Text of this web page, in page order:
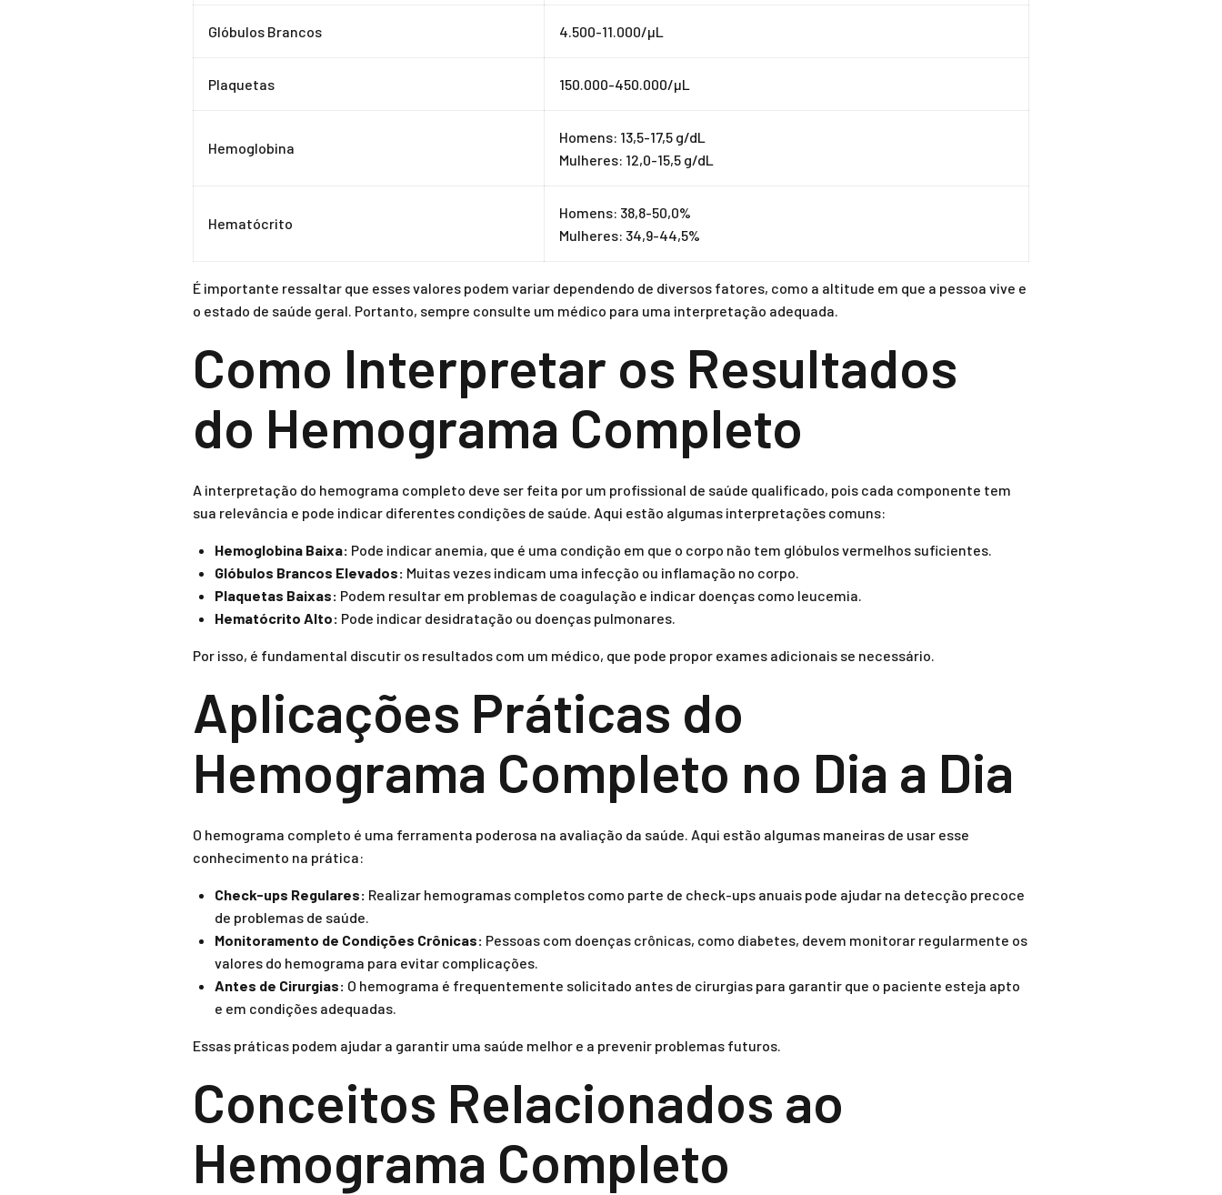
Glóbulos Brancos 4.500-11.000/µL
Plaquetas 150.000-450.000/µL
Hemoglobina
Homens: 13,5-17,5 g/dL
Mulheres: 12,0-15,5 g/dL
Hematócrito
Homens: 38,8-50,0%
Mulheres: 34,9-44,5%
É importante ressaltar que esses valores podem variar dependendo de diversos fatores, como a altitude em que a pessoa vive e
o estado de saúde geral. Portanto, sempre consulte um médico para uma interpretação adequada.
Como Interpretar os Resultados
do Hemograma Completo
A interpretação do hemograma completo deve ser feita por um profissional de saúde qualificado, pois cada componente tem
sua relevância e pode indicar diferentes condições de saúde. Aqui estão algumas interpretações comuns:
Hemoglobina Baixa: Pode indicar anemia, que é uma condição em que o corpo não tem glóbulos vermelhos suficientes.
Glóbulos Brancos Elevados: Muitas vezes indicam uma infecção ou inflamação no corpo.
Plaquetas Baixas: Podem resultar em problemas de coagulação e indicar doenças como leucemia.
Hematócrito Alto: Pode indicar desidratação ou doenças pulmonares.
Por isso, é fundamental discutir os resultados com um médico, que pode propor exames adicionais se necessário.
Aplicações Práticas do
Hemograma Completo no Dia a Dia
O hemograma completo é uma ferramenta poderosa na avaliação da saúde. Aqui estão algumas maneiras de usar esse
conhecimento na prática:
Check-ups Regulares: Realizar hemogramas completos como parte de check-ups anuais pode ajudar na detecção precoce
de problemas de saúde.
Monitoramento de Condições Crônicas: Pessoas com doenças crônicas, como diabetes, devem monitorar regularmente os
valores do hemograma para evitar complicações.
Antes de Cirurgias: O hemograma é frequentemente solicitado antes de cirurgias para garantir que o paciente esteja apto
e em condições adequadas.
Essas práticas podem ajudar a garantir uma saúde melhor e a prevenir problemas futuros.
Conceitos Relacionados ao
Hemograma Completo